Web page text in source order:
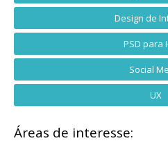
Design de
PSD para
Social
UX
Áreas de interesse: